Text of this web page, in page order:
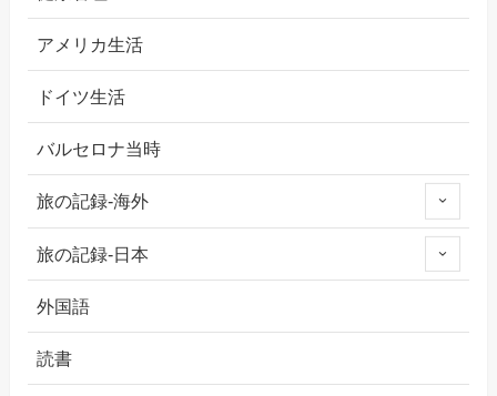
アメリカ生活
ドイツ生活
バルセロナ当時
旅の記録-海外
旅の記録-日本
外国語
読書